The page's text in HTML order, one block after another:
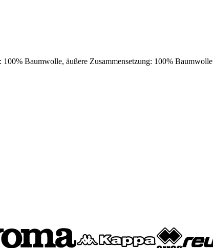
Baumwolle, äußere Zusammensetzung: 100% Baumwolle